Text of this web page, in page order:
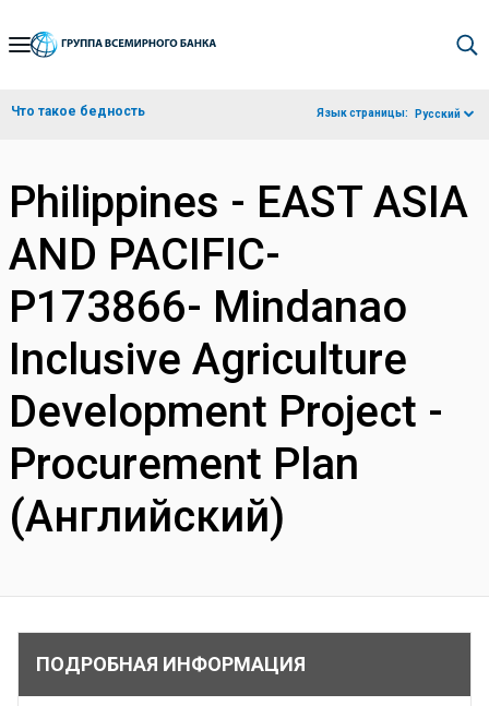
Skip
Navigation
Что такое бедность Язык страницы: Русский
Philippines - EAST ASIA
AND PACIFIC-
P173866- Mindanao
Inclusive Agriculture
Development Project -
Procurement Plan
(Английский)
ПОДРОБНАЯ ИНФОРМАЦИЯ